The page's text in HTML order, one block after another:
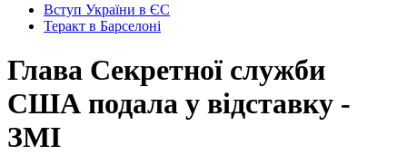
Вступ України в ЄС
Теракт в Барселоні
Глава Секретної служби
США подала у відставку -
ЗМІ